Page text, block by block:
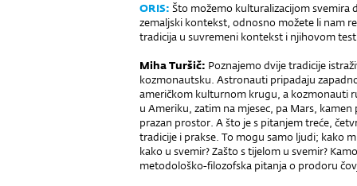
ORIS: Što možemo kulturalizacijom
zemaljski kontekst, odnosno možete li nam
tradicija u suvremeni kontekst i njihovom
Miha Turšič: Poznajemo dvije tradicije
kozmonautsku. Astronauti pripadaju
američkom kulturnom krugu, a kozmonauti
u Ameriku, zatim na mjesec, pa Mars,
prazan prostor. A što je s pitanjem treće,
tradicije i prakse. To mogu samo ljudi; kako
kako u svemir? Zašto s tijelom u svemir?
metodološko-filozofska pitanja o prodoru